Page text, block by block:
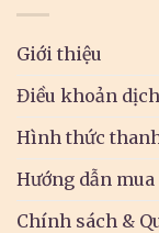
Giới thiệu
Điều khoản
Hình thức
Hướng dẫn
Chính sách &